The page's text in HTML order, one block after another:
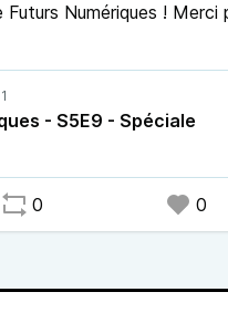
Numériques ! Merci
- S5E9 - Spéciale
0 0